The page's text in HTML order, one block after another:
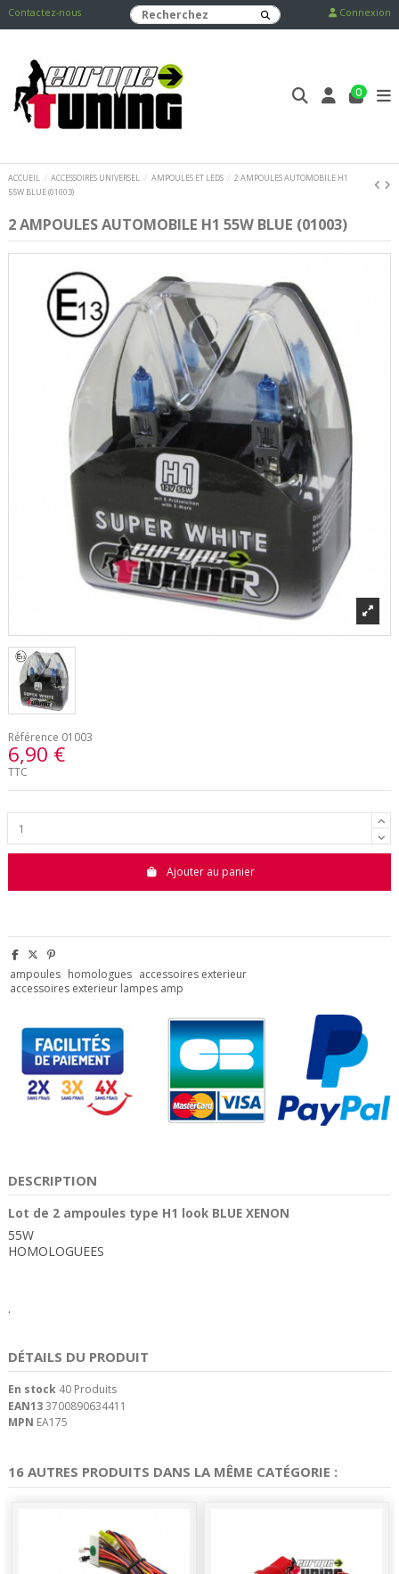
Contactez-nous Connexion
0
ACCUEIL ACCESSOIRES UNIVERSEL AMPOULES ET LEDS
2 AMPOULES AUTOMOBILE H1
55W BLUE (01003)
2 AMPOULES AUTOMOBILE H1 55W BLUE (01003)
Référence 01003
6,90 €
TTC
Ajouter au panier
ampoules homologues accessoires exterieur
accessoires exterieur lampes amp
DESCRIPTION
Lot de 2 ampoules type H1 look BLUE XENON
55W
HOMOLOGUEES
.
DÉTAILS DU PRODUIT
En stock 40 Produits
EAN133700890634411
MPN EA175
16 AUTRES PRODUITS DANS LA MÊME CATÉGORIE :